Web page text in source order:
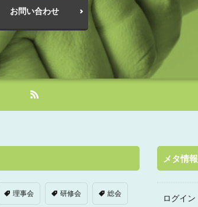
お問い合わせ
理事会 研修会 総会
メタ情報
ログイン